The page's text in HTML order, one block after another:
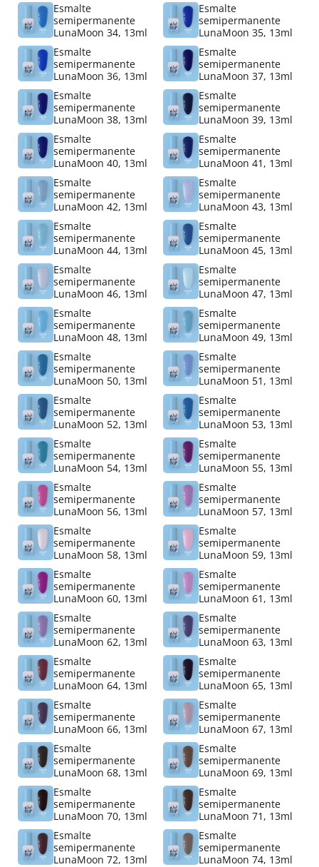
Esmalte
semipermanente
LunaMoon 34, 13ml
Esmalte
semipermanente
LunaMoon 35, 13ml
Esmalte
semipermanente
LunaMoon 36, 13ml
Esmalte
semipermanente
LunaMoon 37, 13ml
Esmalte
semipermanente
LunaMoon 38, 13ml
Esmalte
semipermanente
LunaMoon 39, 13ml
Esmalte
semipermanente
LunaMoon 40, 13ml
Esmalte
semipermanente
LunaMoon 41, 13ml
Esmalte
semipermanente
LunaMoon 42, 13ml
Esmalte
semipermanente
LunaMoon 43, 13ml
Esmalte
semipermanente
LunaMoon 44, 13ml
Esmalte
semipermanente
LunaMoon 45, 13ml
Esmalte
semipermanente
LunaMoon 46, 13ml
Esmalte
semipermanente
LunaMoon 47, 13ml
Esmalte
semipermanente
LunaMoon 48, 13ml
Esmalte
semipermanente
LunaMoon 49, 13ml
Esmalte
semipermanente
LunaMoon 50, 13ml
Esmalte
semipermanente
LunaMoon 51, 13ml
Esmalte
semipermanente
LunaMoon 52, 13ml
Esmalte
semipermanente
LunaMoon 53, 13ml
Esmalte
semipermanente
LunaMoon 54, 13ml
Esmalte
semipermanente
LunaMoon 55, 13ml
Esmalte
semipermanente
LunaMoon 56, 13ml
Esmalte
semipermanente
LunaMoon 57, 13ml
Esmalte
semipermanente
LunaMoon 58, 13ml
Esmalte
semipermanente
LunaMoon 59, 13ml
Esmalte
semipermanente
LunaMoon 60, 13ml
Esmalte
semipermanente
LunaMoon 61, 13ml
Esmalte
semipermanente
LunaMoon 62, 13ml
Esmalte
semipermanente
LunaMoon 63, 13ml
Esmalte
semipermanente
LunaMoon 64, 13ml
Esmalte
semipermanente
LunaMoon 65, 13ml
Esmalte
semipermanente
LunaMoon 66, 13ml
Esmalte
semipermanente
LunaMoon 67, 13ml
Esmalte
semipermanente
LunaMoon 68, 13ml
Esmalte
semipermanente
LunaMoon 69, 13ml
Esmalte
semipermanente
LunaMoon 70, 13ml
Esmalte
semipermanente
LunaMoon 71, 13ml
Esmalte
semipermanente
LunaMoon 72, 13ml
Esmalte
semipermanente
LunaMoon 74, 13ml